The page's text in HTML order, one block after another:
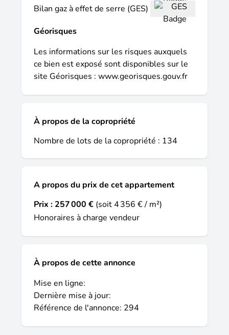
Bilan gaz à effet de serre (GES)
Géorisques
Les informations sur les risques auxquels
ce bien est exposé sont disponibles sur le
site Géorisques : www.georisques.gouv.fr
À propos de la copropriété
Nombre de lots de la copropriété : 134
A propos du prix de cet appartement
Prix : 257 000 € (soit 4 356 € / m²)
Honoraires à charge vendeur
À propos de cette annonce
Mise en ligne:
Dernière mise à jour:
Référence de l'annonce: 294